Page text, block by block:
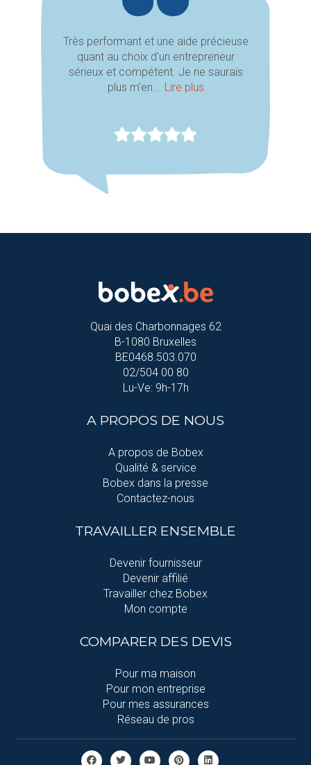
Très performant et une aide précieuse
quant au choix d'un entrepreneur
sérieux et compétent. Je ne saurais
plus m'en... Lire plus
Quai des Charbonnages 62
B-1080 Bruxelles
BE0468.503.070
02/504 00 80
Lu-Ve: 9h-17h
A PROPOS DE NOUS
A propos de Bobex
Qualité & service
Bobex dans la presse
Contactez-nous
TRAVAILLER ENSEMBLE
Devenir fournisseur
Devenir affilié
Travailler chez Bobex
Mon compte
COMPARER DES DEVIS
Pour ma maison
Pour mon entreprise
Pour mes assurances
Réseau de pros